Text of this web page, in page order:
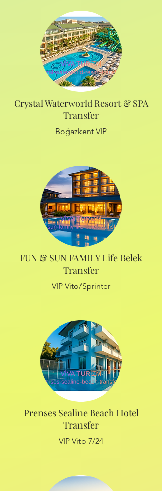
Crystal Waterworld Resort & SPA
Transfer
Boğazkent VIP
FUN & SUN FAMILY Life Belek
Transfer
VIP Vito/Sprinter
Prenses Sealine Beach Hotel
Transfer
VIP Vito 7/24